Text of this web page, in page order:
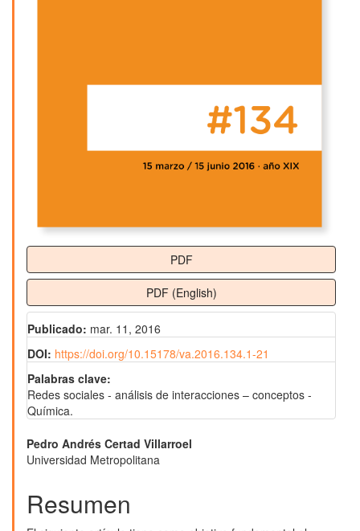
PDF
PDF (English)
Publicado: mar. 11, 2016
DOI: https://doi.org/10.15178/va.2016.134.1-21
Palabras clave:
Redes sociales - análisis de interacciones – conceptos -
Química.
Contenido
principal
del
Pedro Andrés Certad Villarroel
Universidad Metropolitana
Resumen